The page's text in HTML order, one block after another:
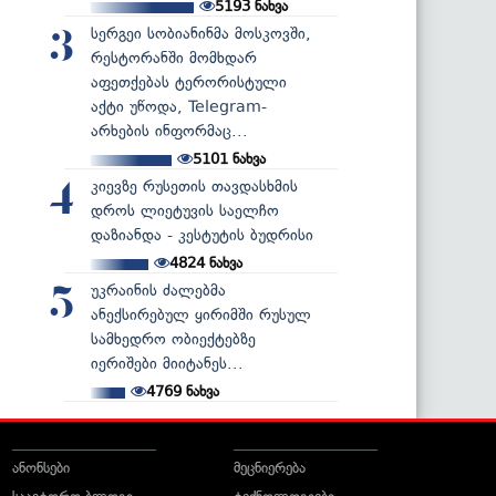
5193 ნახვა
3
სერგეი სობიანინმა მოსკოვში,
რესტორანში მომხდარ
აფეთქებას ტერორისტული
აქტი უწოდა, Telegram-
არხების ინფორმაც...
5101ნახვა
4
კიევზე რუსეთის თავდასხმის
დროს ლიეტუვის საელჩო
დაზიანდა - კესტუტის ბუდრისი
4824ნახვა
5
უკრაინის ძალებმა
ანექსირებულ ყირიმში რუსულ
სამხედრო ობიექტებზე
იერიშები მიიტანეს...
4769 ნახვა
ანონსები
მეცნიერება